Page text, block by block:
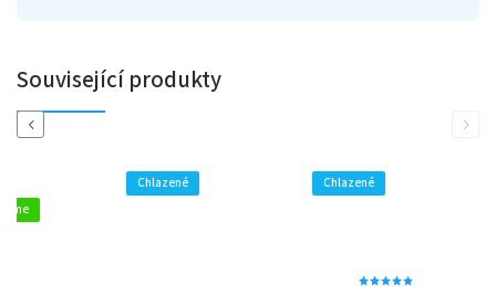
Související produkty
Previous
Chlazené Chlazené
Next